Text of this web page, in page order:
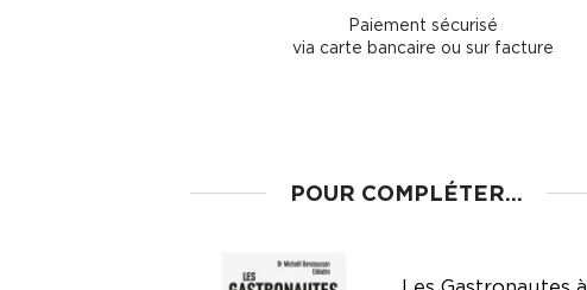
Paiement sécurisé
via carte bancaire ou sur facture
POUR COMPLÉTER...